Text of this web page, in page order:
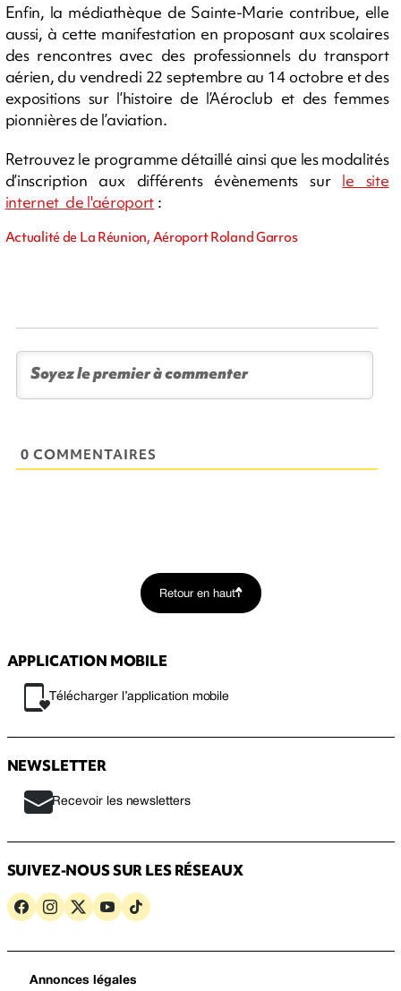
Enfin, la médiathèque de Sainte-Marie contribue, elle
aussi, à cette manifestation en proposant aux scolaires
des rencontres avec des professionnels du transport
aérien, du vendredi 22 septembre au 14 octobre et des
expositions sur l’histoire de l’Aéroclub et des femmes
pionnières de l’aviation.
Retrouvez le programme détaillé ainsi que les modalités
d’inscription aux différents évènements sur le site
internet de l'aéroport :
Actualité de La Réunion, Aéroport Roland Garros
0 COMMENTAIRES
Retour en haut
APPLICATION MOBILE
Télécharger l’application mobile
NEWSLETTER
Recevoir les newsletters
SUIVEZ-NOUS SUR LES RÉSEAUX
Annonces légales